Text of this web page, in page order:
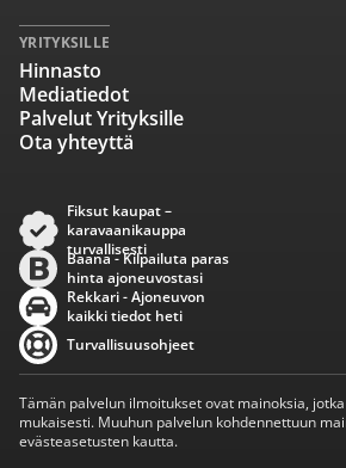
YRITYKSILLE
Hinnasto
Mediatiedot
Palvelut Yrityksille
Ota yhteyttä
Fiksut kaupat –
karavaanikauppa
turvallisesti
Baana - Kilpailuta paras
hinta ajoneuvostasi
Rekkari - Ajoneuvon
kaikki tiedot heti
Turvallisuusohjeet
Tämän palvelun ilmoitukset ovat mainoksia,
mukaisesti. Muuhun palvelun kohdennettuun
evästeasetusten kautta.